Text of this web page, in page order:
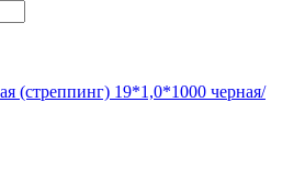
(стреппинг) 19*1,0*1000 черная/